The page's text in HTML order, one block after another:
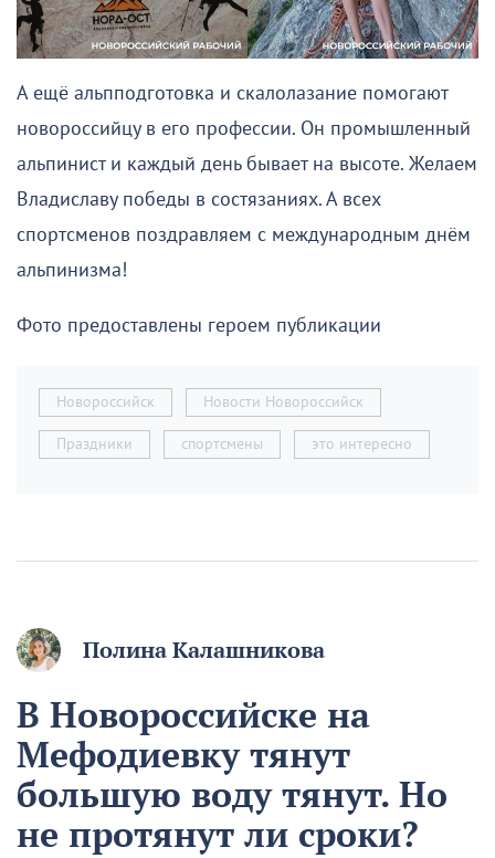
А ещё альпподготовка и скалолазание помогают
новороссийцу в его профессии. Он промышленный
альпинист и каждый день бывает на высоте. Желаем
Владиславу победы в состязаниях. А всех
спортсменов поздравляем с международным днём
альпинизма!
Фото предоставлены героем публикации
Новороссийск Новости Новороссийск
Праздники спортсмены это интересно
Полина Калашникова
В Новороссийске на
Мефодиевку тянут
большую воду тянут. Но
не протянут ли сроки?